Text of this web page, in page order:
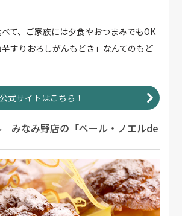
て、ご家族には夕食やおつまみでもOK
すりおろしがんもどき」なんてのもど
公式サイトはこちら！
みなみ野店の「ペール・ノエルde